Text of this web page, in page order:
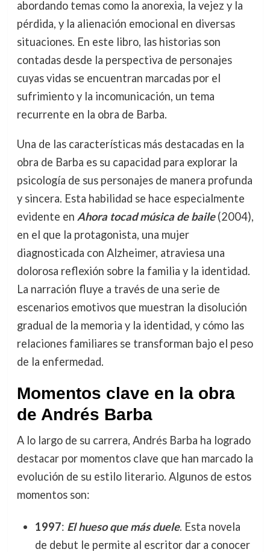
abordando temas como la anorexia, la vejez y la
pérdida, y la alienación emocional en diversas
situaciones. En este libro, las historias son
contadas desde la perspectiva de personajes
cuyas vidas se encuentran marcadas por el
sufrimiento y la incomunicación, un tema
recurrente en la obra de Barba.
Una de las características más destacadas en la
obra de Barba es su capacidad para explorar la
psicología de sus personajes de manera profunda
y sincera. Esta habilidad se hace especialmente
evidente en Ahora tocad música de baile(2004),
en el que la protagonista, una mujer
diagnosticada con Alzheimer, atraviesa una
dolorosa reflexión sobre la familia y la identidad.
La narración fluye a través de una serie de
escenarios emotivos que muestran la disolución
gradual de la memoria y la identidad, y cómo las
relaciones familiares se transforman bajo el peso
de la enfermedad.
Momentos clave en la obra
de Andrés Barba
A lo largo de su carrera, Andrés Barba ha logrado
destacar por momentos clave que han marcado la
evolución de su estilo literario. Algunos de estos
momentos son:
1997: El hueso que más duele. Esta novela
de debut le permite al escritor dar a conocer